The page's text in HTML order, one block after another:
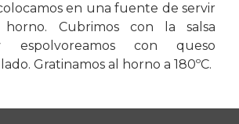
en una fuente de servir
Cubrimos con la salsa
espolvoreamos con queso
Gratinamos al horno a 180ºC.